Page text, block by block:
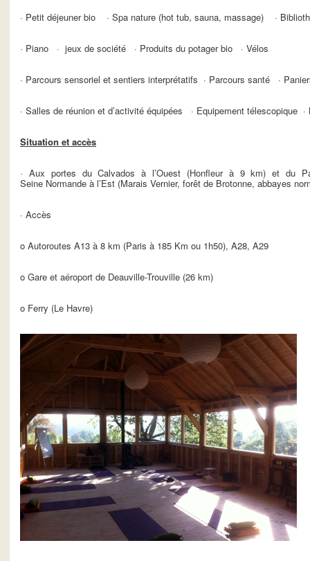
· Petit déjeuner bio · Spa nature (hot tub, sauna, massage) ·
· Piano · jeux de société · Produits du potager bio · Vélos
· Parcours sensoriel et sentiers interprétatifs · Parcours santé ·
· Salles de réunion et d’activité équipées · Equipement télescopique
Situation et accès
· Aux portes du Calvados à l’Ouest (Honfleur à 9 km) et du
Seine Normande à l’Est (Marais Vernier, forêt de Brotonne, abbayes
· Accès
o Autoroutes A13 à 8 km (Paris à 185 Km ou 1h50), A28, A29
o Gare et aéroport de Deauville-Trouville (26 km)
o Ferry (Le Havre)